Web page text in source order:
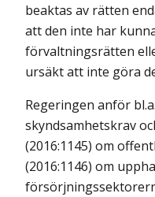
beaktas av rätten
att den inte har
förvaltningsrätten
ursäkt att inte göra
Regeringen anför
skyndsamhetskrav
(2016:1145) om
(2016:1146) om